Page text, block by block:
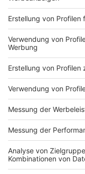
Markiere sie
Impressum
Jobs